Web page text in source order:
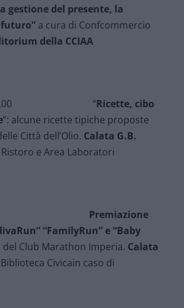
gestione del presente, la
a cura di Confcommercio
della CCIAA
15.00 “Ricette, cibo
”: alcune ricette tipiche proposte
Città dell’Olio. Calata G.B.
Ristoro e Area Laboratori
Premiazione
“FamilyRun” e “Baby
del Club Marathon Imperia. Calata
Civicain caso di